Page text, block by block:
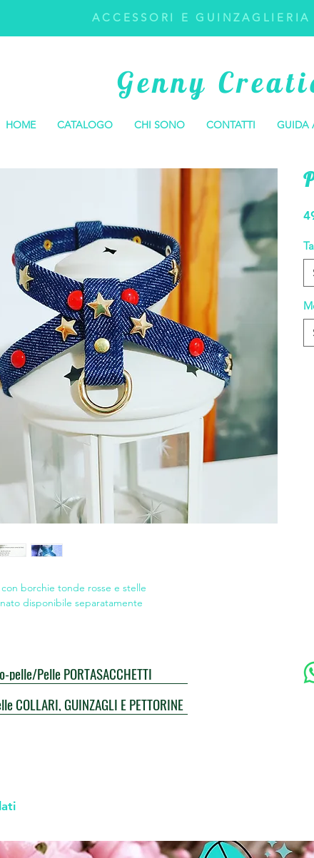
ACCESSORI E GUINZAGLIERIA
Genny
HOME CATALOGO CHI SONO CONTATTI GUIDA
borchie tonde rosse e stelle
disponibile separatamente
pelle/Pelle PORTASACCHETTI
COLLARI, GUINZAGLI E PETTORINE